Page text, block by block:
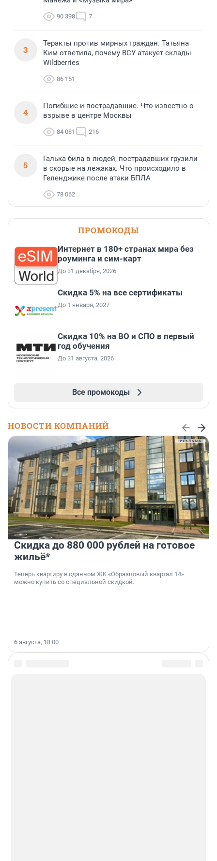
90 398 7
3
Теракты против мирных граждан. Татьяна
Ким ответила, почему ВСУ атакует склады
Wildberries
86 151
4
Погибшие и пострадавшие. Что известно о
взрыве в центре Москвы
84 081 216
5
Галька била в людей, пострадавших грузили
в скорые на лежаках. Что происходило в
Геленджике после атаки БПЛА
78 062
ПРОМОКОДЫ
Интернет в 180+ странах мира без
роуминга и сим-карт
До 31 декабря, 2026
Скидка 5% на все сертификаты
До 1 января, 2027
Скидка 10% на ВО и СПО в первый
год обучения
До 31 августа, 2026
Все промокоды
НОВОСТИ КОМПАНИЙ
Скидка до 880 000 рублей на готовое
жильё*
Теперь квартиру в сданном ЖК «Образцовый квартал 14»
можно купить со специальной скидкой.
6 августа, 18:00